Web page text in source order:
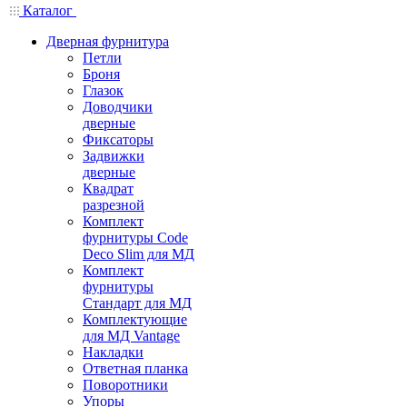
Каталог
Дверная фурнитура
Петли
Броня
Глазок
Доводчики
дверные
Фиксаторы
Задвижки
дверные
Квадрат
разрезной
Комплект
фурнитуры Code
Deco Slim для МД
Комплект
фурнитуры
Стандарт для МД
Комплектующие
для МД Vantage
Накладки
Ответная планка
Поворотники
Упоры